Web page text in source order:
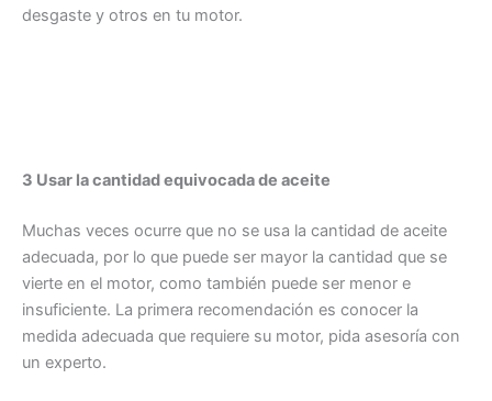
desgaste y otros en tu motor.
3 Usar la cantidad equivocada de aceite
Muchas veces ocurre que no se usa la cantidad de aceite
adecuada, por lo que puede ser mayor la cantidad que se
vierte en el motor, como también puede ser menor e
insuficiente. La primera recomendación es conocer la
medida adecuada que requiere su motor, pida asesoría con
un experto.